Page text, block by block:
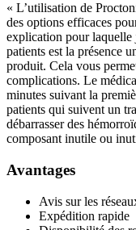
« L’utilisation de
des options efficaces
explication pour laquelle
patients est la présence
produit. Cela vous
complications. Le
minutes suivant la
patients qui suivent un
débarrasser des
composant inutile ou
Avantages
Avis sur les
Expédition rapide